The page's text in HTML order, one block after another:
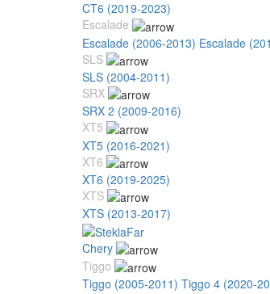
CT6 (2019-2023)
Escalade
Escalade (2006-2013) Escalade
SLS
SLS (2004-2011)
SRX
SRX 2 (2009-2016)
XT5
XT5 (2016-2021)
XT6
XT6 (2019-2025)
XTS
XTS (2013-2017)
Chery
Tiggo
Tiggo (2005-2011) Tiggo 4 (2020-